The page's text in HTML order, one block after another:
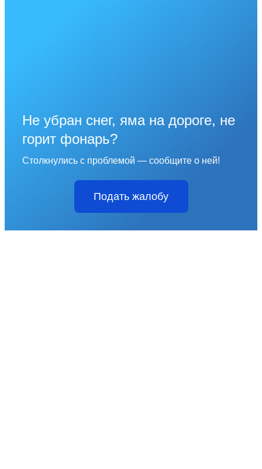
Не убран снег, яма на дороге, не
горит фонарь?
Столкнулись с проблемой — сообщите о ней!
Подать жалобу